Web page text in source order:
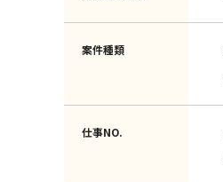
案件種類
仕事NO.